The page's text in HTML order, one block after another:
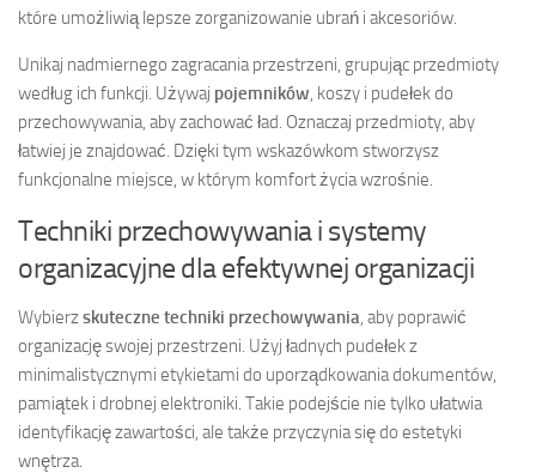
które umożliwią lepsze zorganizowanie ubrań i akcesoriów.
Unikaj nadmiernego zagracania przestrzeni, grupując przedmioty
według ich funkcji. Używaj pojemników , koszy i pudełek do
przechowywania, aby zachować ład. Oznaczaj przedmioty, aby
łatwiej je znajdować. Dzięki tym wskazówkom stworzysz
funkcjonalne miejsce, w którym komfort życia wzrośnie.
Techniki przechowywania i systemy
organizacyjne dla efektywnej organizacji
Wybierzskuteczne techniki przechowywania , aby poprawić
organizację swojej przestrzeni. Użyj ładnych pudełek z
minimalistycznymi etykietami do uporządkowania dokumentów,
pamiątek i drobnej elektroniki. Takie podejście nie tylko ułatwia
identyfikację zawartości, ale także przyczynia się do estetyki
wnętrza.